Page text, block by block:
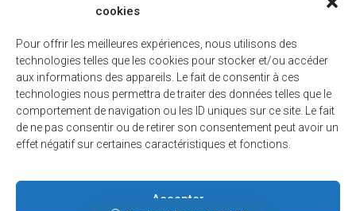
cookies
Pour offrir les meilleures expériences, nous utilisons des
technologies telles que les cookies pour stocker et/ou accéder
aux informations des appareils. Le fait de consentir à ces
technologies nous permettra de traiter des données telles que le
comportement de navigation ou les ID uniques sur ce site. Le fait
de ne pas consentir ou de retirer son consentement peut avoir un
effet négatif sur certaines caractéristiques et fonctions.
Accepter